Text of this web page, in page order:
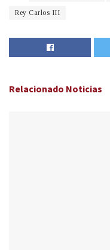
Rey Carlos III
Relacionado Noticias